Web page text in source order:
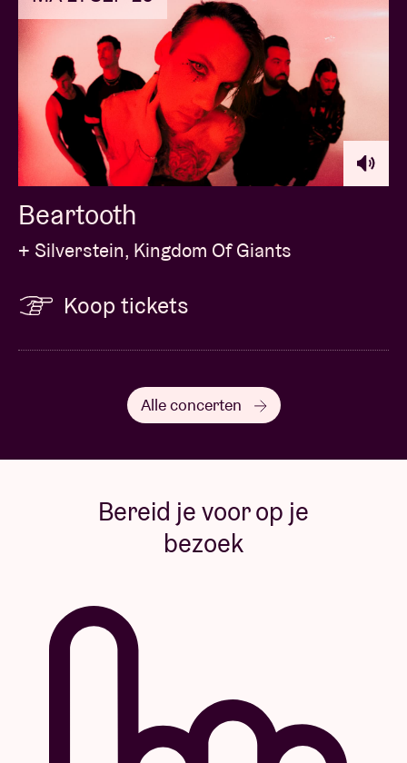
Beartooth
+ Silverstein, Kingdom Of Giants
Koop tickets
Alle concerten
Bereid je voor op je
bezoek